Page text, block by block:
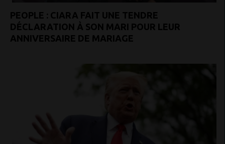
PEOPLE : CIARA FAIT UNE TENDRE
DÉCLARATION À SON MARI POUR LEUR
ANNIVERSAIRE DE MARIAGE